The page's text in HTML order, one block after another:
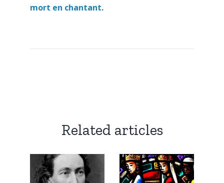
mort en chantant.
Related articles